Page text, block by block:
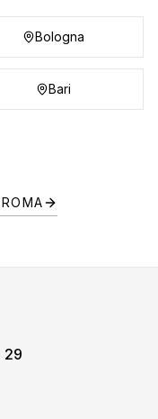
Bologna
Bari
29